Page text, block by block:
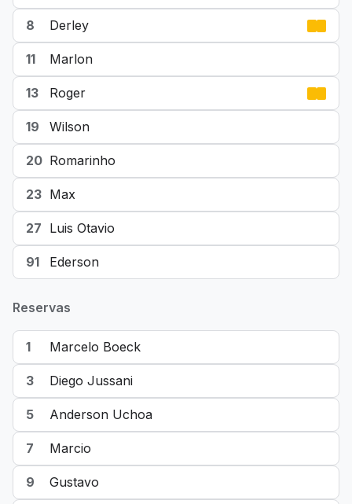
8 Derley
11 Marlon
13 Roger
19 Wilson
20 Romarinho
23 Max
27 Luis Otavio
91 Ederson
Reservas
1 Marcelo Boeck
3 Diego Jussani
5 Anderson Uchoa
7 Marcio
9 Gustavo